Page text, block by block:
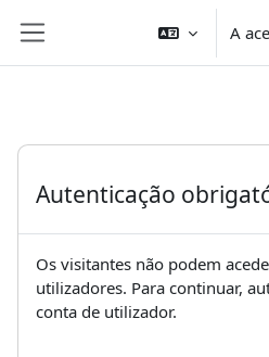
A
Autenticação
Os visitantes não podem
utilizadores. Para continuar,
conta de utilizador.